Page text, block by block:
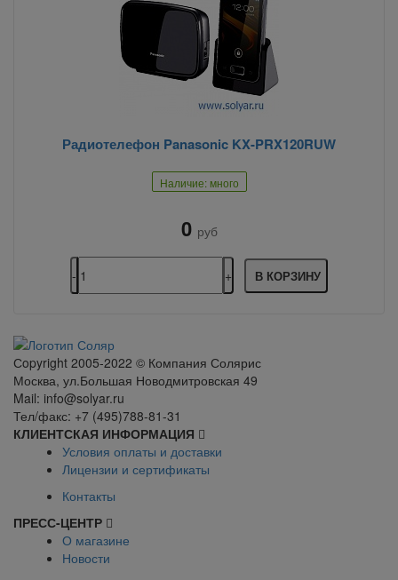
Радиотелефон Panasonic KX-PRX120RUW
Наличие: много
0 руб
В КОРЗИНУ
Сopyright 2005-2022 © Компания Солярис
Москва, ул.Большая Новодмитровская 49
Mail: info@solyar.ru
Тел/факс: +7 (495)788-81-31
КЛИЕНТСКАЯ ИНФОРМАЦИЯ
Условия оплаты и доставки
Лицензии и сертификаты
Контакты
ПРЕСС-ЦЕНТР
О магазине
Новости